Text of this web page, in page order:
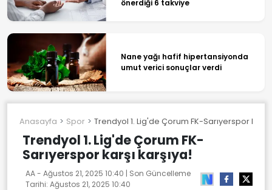
önerdiği 6 takviye
Nane yağı hafif hipertansiyonda
umut verici sonuçlar verdi
Anasayfa Spor Trendyol 1. Lig'de Çorum FK-Sarıyerspor karşı
Trendyol 1. Lig'de Çorum FK-
Sarıyerspor karşı karşıya!
AA - Ağustos 21, 2025 10:40 | Son Güncelleme
Tarihi: Ağustos 21, 2025 10:40